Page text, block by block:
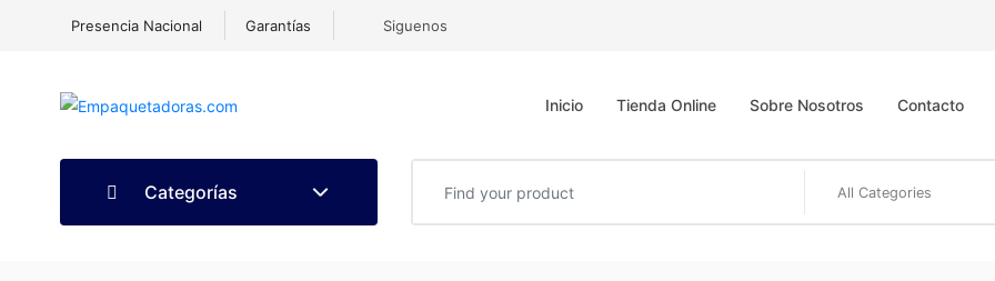
Presencia Nacional Garantías Siguenos
Inicio Tienda Online Sobre Nosotros Contacto
Categorías